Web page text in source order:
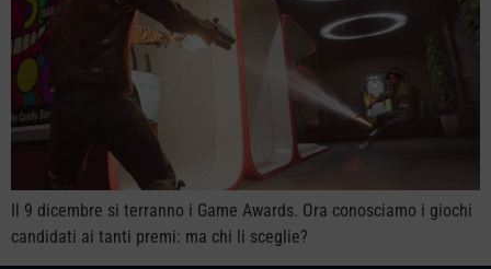
Il 9 dicembre si terranno i Game Awards. Ora conosciamo i giochi
candidati ai tanti premi: ma chi li sceglie?